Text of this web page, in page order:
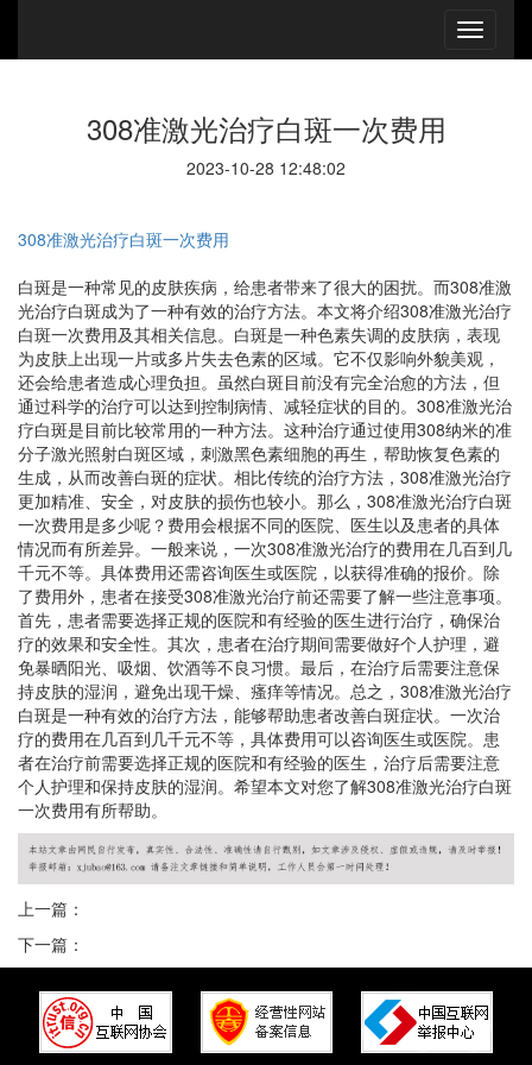
308准激光治疗白斑一次费用
2023-10-28 12:48:02
308准激光治疗白斑一次费用
白斑是一种常见的皮肤疾病，给患者带来了很大的困扰。而308准激
光治疗白斑成为了一种有效的治疗方法。本文将介绍308准激光治疗
白斑一次费用及其相关信息。白斑是一种色素失调的皮肤病，表现
为皮肤上出现一片或多片失去色素的区域。它不仅影响外貌美观，
还会给患者造成心理负担。虽然白斑目前没有完全治愈的方法，但
通过科学的治疗可以达到控制病情、减轻症状的目的。308准激光治
疗白斑是目前比较常用的一种方法。这种治疗通过使用308纳米的准
分子激光照射白斑区域，刺激黑色素细胞的再生，帮助恢复色素的
生成，从而改善白斑的症状。相比传统的治疗方法，308准激光治疗
更加精准、安全，对皮肤的损伤也较小。那么，308准激光治疗白斑
一次费用是多少呢？费用会根据不同的医院、医生以及患者的具体
情况而有所差异。一般来说，一次308准激光治疗的费用在几百到几
千元不等。具体费用还需咨询医生或医院，以获得准确的报价。除
了费用外，患者在接受308准激光治疗前还需要了解一些注意事项。
首先，患者需要选择正规的医院和有经验的医生进行治疗，确保治
疗的效果和安全性。其次，患者在治疗期间需要做好个人护理，避
免暴晒阳光、吸烟、饮酒等不良习惯。最后，在治疗后需要注意保
持皮肤的湿润，避免出现干燥、瘙痒等情况。总之，308准激光治疗
白斑是一种有效的治疗方法，能够帮助患者改善白斑症状。一次治
疗的费用在几百到几千元不等，具体费用可以咨询医生或医院。患
者在治疗前需要选择正规的医院和有经验的医生，治疗后需要注意
个人护理和保持皮肤的湿润。希望本文对您了解308准激光治疗白斑
一次费用有所帮助。
上一篇：
下一篇：